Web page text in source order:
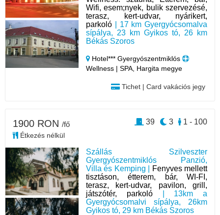
Wifi, esem;nyek, bulik szervezésé,
terasz, kert-udvar, nyárikert,
parkoló | 17 km Gyergyócsomalva
sípálya, 23 km Gyikos tó, 26 km
Békás Szoros
Hotel*** Gyergyószentmiklós
Wellness | SPA, Hargita megye
Tichet | Card vakációs jegy
Szállás Szilveszter
Gyergyószentmiklós Panzió,
Villa és Kemping |
Fenyves mellett
tisztáson, étterem, bár, WI-FI,
terasz, kert-udvar, pavilon, grill,
játszótér, parkoló| 13km a
Gyergyócsomalvi sípálya, 26km
Gyikos tó, 29 km Békás Szoros
1900 RON /fő
Étkezés nélkül
1 - 100
3
39